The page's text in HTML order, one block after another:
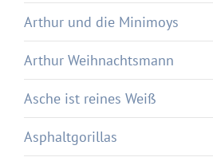
Arthur und die Minimoys
Arthur Weihnachtsmann
Asche ist reines Weiß
Asphaltgorillas